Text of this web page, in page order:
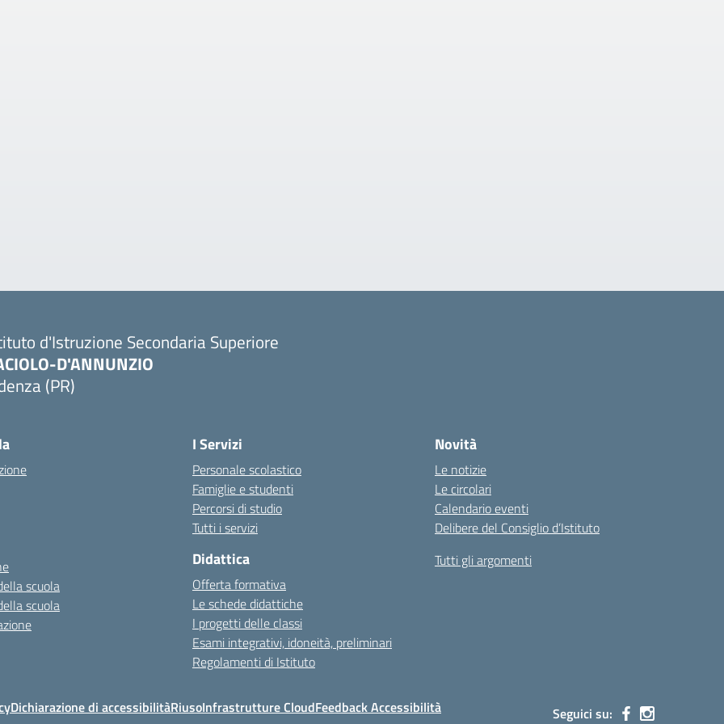
d'Istruzione Secondaria Superiore
D'ANNUNZIO
(PR)
scuola
scuola
I Servizi
Personale scolastico
Famiglie e studenti
Percorsi di studio
Tutti i servizi
Didattica
Offerta formativa
Le schede didattiche
I progetti delle classi
Esami integrativi, idoneità, preliminari
Regolamenti di Istituto
Novità
Le notizie
Le circolari
Calendario eventi
Delibere del Consiglio d’Istituto
Tutti gli argomenti
Dichiarazione di accessibilitàRiusoInfrastrutture CloudFeedback Accessibilità Seguici su: